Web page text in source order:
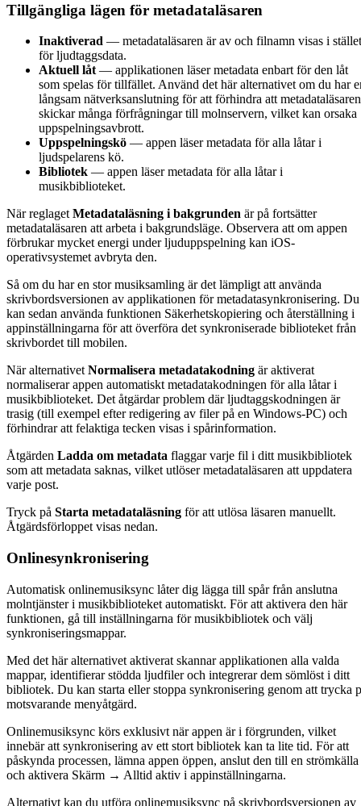
Tillgängliga lägen för metadataläsaren
Inaktiverad — metadataläsaren är av och filnamn visas i stället
för ljudtaggsdata.
Aktuell låt — applikationen läser metadata enbart för den låt
som spelas för tillfället. Använd det här alternativet om du har
långsam nätverksanslutning för att förhindra att metadataläsaren
skickar många förfrågningar till molnservern, vilket kan orsaka
uppspelningsavbrott.
Uppspelningskö — appen läser metadata för alla låtar i
ljudspelarens kö.
Bibliotek — appen läser metadata för alla låtar i
musikbiblioteket.
När reglaget Metadataläsning i bakgrunden är på fortsätter
metadataläsaren att arbeta i bakgrundsläge. Observera att om appen
förbrukar mycket energi under ljuduppspelning kan iOS-
operativsystemet avbryta den.
Så om du har en stor musiksamling är det lämpligt att använda
skrivbordsversionen av applikationen för metadatasynkronisering. Du
kan sedan använda funktionen Säkerhetskopiering och återställning i
appinställningarna för att överföra det synkroniserade biblioteket från
skrivbordet till mobilen.
När alternativet Normalisera metadatakodning är aktiverat
normaliserar appen automatiskt metadatakodningen för alla låtar i
musikbiblioteket. Det åtgärdar problem där ljudtaggskodningen är
trasig (till exempel efter redigering av filer på en Windows-PC) och
förhindrar att felaktiga tecken visas i spårinformation.
Åtgärden Ladda om metadata flaggar varje fil i ditt musikbibliotek
som att metadata saknas, vilket utlöser metadataläsaren att uppdatera
varje post.
Tryck på Starta metadataläsning för att utlösa läsaren manuellt.
Åtgärdsförloppet visas nedan.
Onlinesynkronisering
Automatisk onlinemusiksync låter dig lägga till spår från anslutna
molntjänster i musikbiblioteket automatiskt. För att aktivera den här
funktionen, gå till inställningarna för musikbibliotek och välj
synkroniseringsmappar.
Med det här alternativet aktiverat skannar applikationen alla valda
mappar, identifierar stödda ljudfiler och integrerar dem sömlöst i ditt
bibliotek. Du kan starta eller stoppa synkronisering genom att trycka
motsvarande menyåtgärd.
Onlinemusiksync körs exklusivt när appen är i förgrunden, vilket
innebär att synkronisering av ett stort bibliotek kan ta lite tid. För att
påskynda processen, lämna appen öppen, anslut den till en strömkälla
och aktivera Skärm → Alltid aktiv i appinställningarna.
Alternativt kan du utföra onlinemusiksync på skrivbordsversionen av